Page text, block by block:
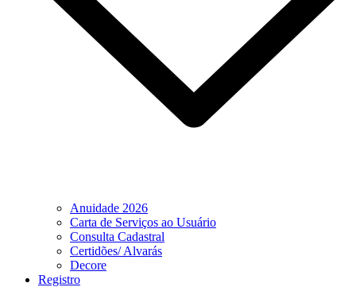
Anuidade 2026
Carta de Serviços ao Usuário
Consulta Cadastral
Certidões/ Alvarás
Decore
Registro